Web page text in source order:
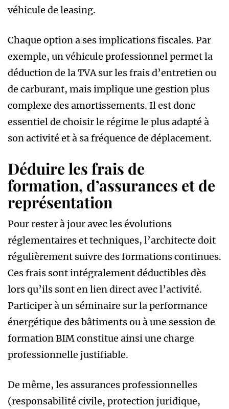
véhicule de leasing.
Chaque option a ses implications fiscales. Par
exemple, un véhicule professionnel permet la
déduction de la TVA sur les frais d’entretien ou
de carburant, mais implique une gestion plus
complexe des amortissements. Il est donc
essentiel de choisir le régime le plus adapté à
son activité et à sa fréquence de déplacement.
Déduire les frais de
formation, d’assurances et de
représentation
Pour rester à jour avec les évolutions
réglementaires et techniques, l’architecte doit
régulièrement suivre des formations continues.
Ces frais sont intégralement déductibles dès
lors qu’ils sont en lien direct avec l’activité.
Participer à un séminaire sur la performance
énergétique des bâtiments ou à une session de
formation BIM constitue ainsi une charge
professionnelle justifiable.
De même, les assurances professionnelles
(responsabilité civile, protection juridique,